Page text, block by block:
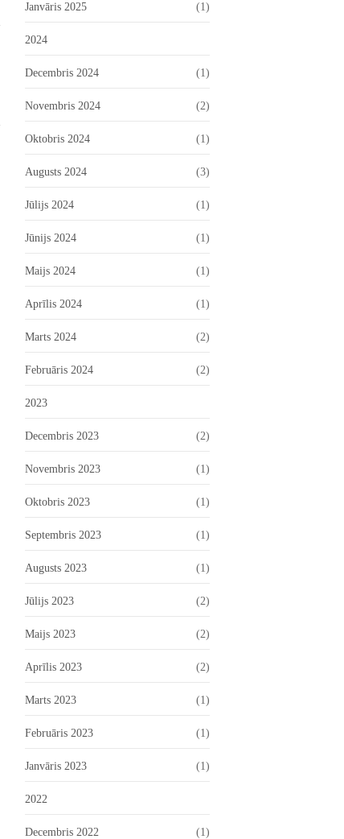
Janvāris 2025 (1)
2024
Decembris 2024 (1)
Novembris 2024 (2)
Oktobris 2024 (1)
Augusts 2024 (3)
Jūlijs 2024 (1)
Jūnijs 2024 (1)
Maijs 2024 (1)
Aprīlis 2024 (1)
Marts 2024 (2)
Februāris 2024 (2)
2023
Decembris 2023 (2)
Novembris 2023 (1)
Oktobris 2023 (1)
Septembris 2023 (1)
Augusts 2023 (1)
Jūlijs 2023 (2)
Maijs 2023 (2)
Aprīlis 2023 (2)
Marts 2023 (1)
Februāris 2023 (1)
Janvāris 2023 (1)
2022
Decembris 2022 (1)